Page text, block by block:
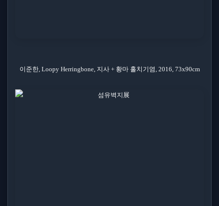
이준한, Loopy Herringbone, 지사 + 황마 홀치기염, 2016, 73x90cm